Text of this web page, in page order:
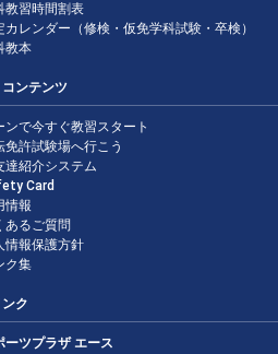
教習時間割表
カレンダー（修検・仮免学科試験・卒検）
教本
ンテンツ
ンで今すぐ教習スタート
免許試験場へ行こう
達紹介システム
Card
情報
あるご質問
情報保護方針
ク集
ク
ーツプラザ エース